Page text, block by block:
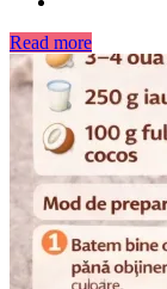
Read more